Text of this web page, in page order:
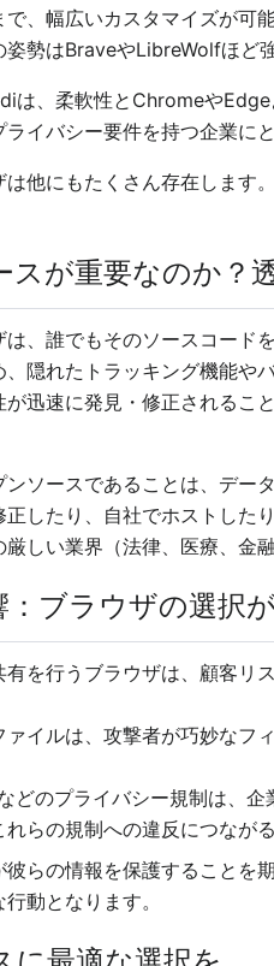
、幅広いカスタマイズが可
勢はBraveやLibreWolfほど
は、柔軟性とChromeや
イバシー要件を持つ企業に
は他にもたくさん存在しま
スが重要なのか？
、誰でもそのソースコード
隠れたトラッキング機能や
迅速に発見・修正されるこ
ソースであることは、デー
したり、自社でホストした
しい業界（法律、医療、金
：ブラウザの選択
有を行うブラウザは、顧客
イルは、攻撃者が巧妙なフ
どのプライバシー規制は、
らの規制への違反につなが
らの情報を保護すること
動となります。